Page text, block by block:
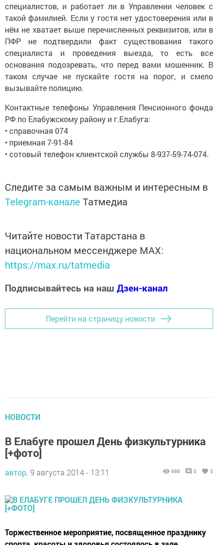
специалистов, и работает ли в Управлении человек с
такой фамилией. Если у гостя нет удостоверения или в
нём не хватает выше перечисленных реквизитов, или в
ПФР не подтвердили факт существования такого
специалиста и проведения выезда, то есть все
основания подозревать, что перед вами мошенник. В
таком случае не пускайте гостя на порог, и смело
вызывайте полицию.
Контактные телефоны Управления Пенсионного фонда
РФ по Елабужскому району и г.Елабуга:
• справочная 074
• приемная 7-91-84
• сотовый телефон клиентской службы 8-937-59-74-074.
Следите за самым важным и интересным в
Telegram-канале Татмедиа
Читайте новости Татарстана в
национальном мессенджере MАХ:
https://max.ru/tatmedia
Подписывайтесь на наш Дзен-канал
Перейти на страницу новости
НОВОСТИ
В Елабуге прошел День физкультурника
[+фото]
автор, 9 августа 2014 - 13:11 998 0 0
Торжественное мероприятие, посвященное празднику